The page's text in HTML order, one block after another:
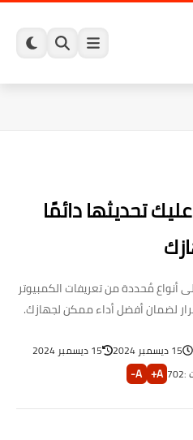
عليك تحديثها دائمًا
مُحددة من تعريفات الكمبيوتر
لضمان أفضل أداء ممكن لجهازك.
15 ديسمبر 2024
15 ديسمبر 2024
:
702
A+
A-